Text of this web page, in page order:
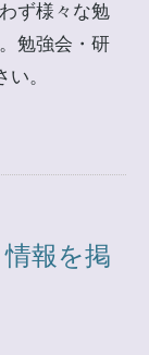
ず様々な勉
勉強会・研
い。
報を掲